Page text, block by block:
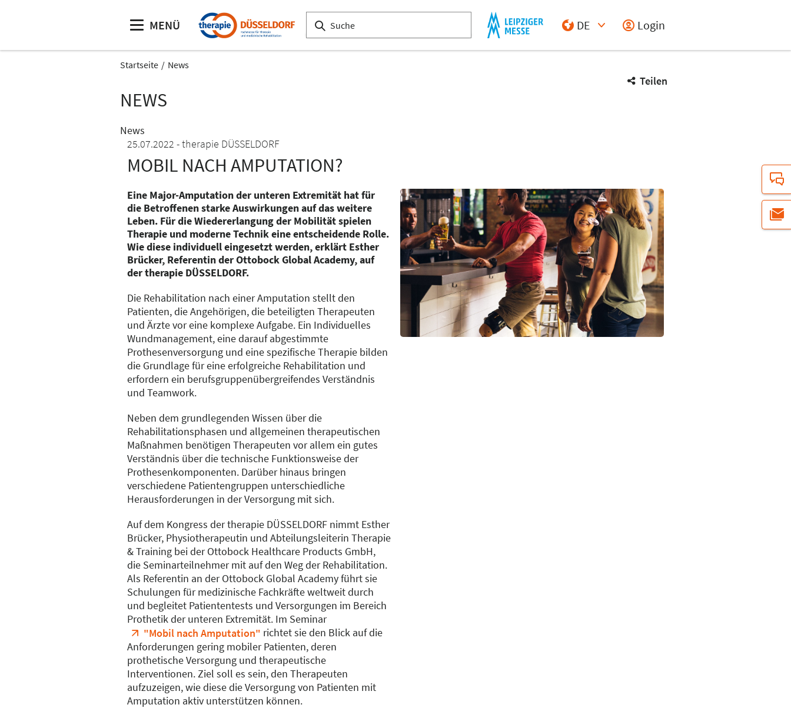
MENÜ
DE
Login
Startseite News
Teilen
NEWS
News
25.07.2022
therapie DÜSSELDORF
MOBIL NACH AMPUTATION?
Eine Major-Amputation der unteren Extremität hat für
die Betroffenen starke Auswirkungen auf das weitere
Leben. Für die Wiedererlangung der Mobilität spielen
Therapie und moderne Technik eine entscheidende Rolle.
Wie diese individuell eingesetzt werden, erklärt Esther
Brücker, Referentin der Ottobock Global Academy, auf
der therapie DÜSSELDORF.
Die Rehabilitation nach einer Amputation stellt den
Patienten, die Angehörigen, die beteiligten Therapeuten
und Ärzte vor eine komplexe Aufgabe. Ein Individuelles
Wundmanagement, eine darauf abgestimmte
Prothesenversorgung und eine spezifische Therapie bilden
die Grundlage für eine erfolgreiche Rehabilitation und
erfordern ein berufsgruppenübergreifendes Verständnis
und Teamwork.
Neben dem grundlegenden Wissen über die
Rehabilitationsphasen und allgemeinen therapeutischen
Maßnahmen benötigen Therapeuten vor allem ein gutes
Verständnis über die technische Funktionsweise der
Prothesenkomponenten. Darüber hinaus bringen
verschiedene Patientengruppen unterschiedliche
Herausforderungen in der Versorgung mit sich.
Auf dem Kongress der therapie DÜSSELDORF nimmt Esther
Brücker, Physiotherapeutin und Abteilungsleiterin Therapie
& Training bei der Ottobock Healthcare Products GmbH,
die Seminarteilnehmer mit auf den Weg der Rehabilitation.
Als Referentin an der Ottobock Global Academy führt sie
Schulungen für medizinische Fachkräfte weltweit durch
und begleitet Patiententests und Versorgungen im Bereich
Prothetik der unteren Extremität. Im Seminar
"Mobil nach Amputation" richtet sie den Blick auf die
Anforderungen gering mobiler Patienten, deren
prothetische Versorgung und therapeutische
Interventionen. Ziel soll es sein, den Therapeuten
aufzuzeigen, wie diese die Versorgung von Patienten mit
Amputation aktiv unterstützen können.